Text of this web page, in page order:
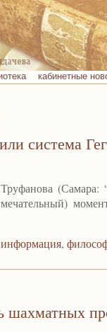
кабинетные
система
,
шахматных